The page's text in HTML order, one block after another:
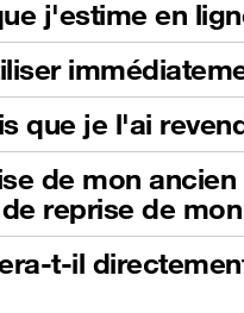
j'estime en
que je l'ai
de mon
reprise de
t-il